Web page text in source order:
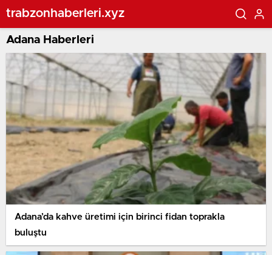
trabzonhaberleri.xyz
Adana Haberleri
Adana’da kahve üretimi için birinci fidan toprakla
buluştu